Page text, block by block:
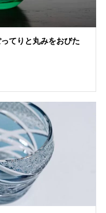
てりと丸みをおびた